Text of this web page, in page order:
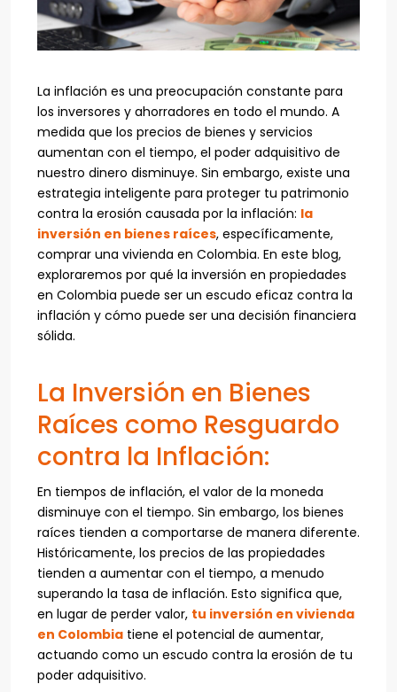
La inflación es una preocupación constante para
los inversores y ahorradores en todo el mundo. A
medida que los precios de bienes y servicios
aumentan con el tiempo, el poder adquisitivo de
nuestro dinero disminuye. Sin embargo, existe una
estrategia inteligente para proteger tu patrimonio
contra la erosión causada por la inflación: la
inversión en bienes raíces, específicamente,
comprar una vivienda en Colombia. En este blog,
exploraremos por qué la inversión en propiedades
en Colombia puede ser un escudo eficaz contra la
inflación y cómo puede ser una decisión financiera
sólida.
La Inversión en Bienes
Raíces como Resguardo
contra la Inflación:
En tiempos de inflación, el valor de la moneda
disminuye con el tiempo. Sin embargo, los bienes
raíces tienden a comportarse de manera diferente.
Históricamente, los precios de las propiedades
tienden a aumentar con el tiempo, a menudo
superando la tasa de inflación. Esto significa que,
en lugar de perder valor, tu inversión en vivienda
en Colombia tiene el potencial de aumentar,
actuando como un escudo contra la erosión de tu
poder adquisitivo.